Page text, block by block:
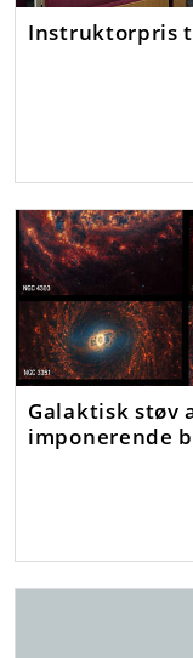
Instruktorpris
Galaktisk støv
imponerende